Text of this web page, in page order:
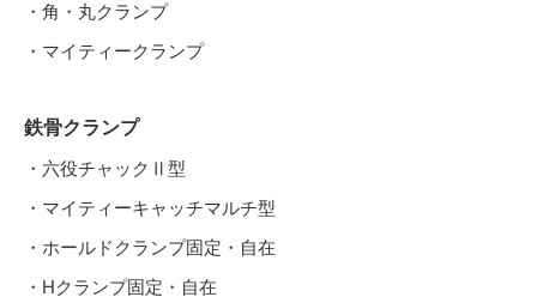
・角・丸クランプ
・マイティークランプ
鉄骨クランプ
・六役チャックⅡ型
・マイティーキャッチマルチ型
・ホールドクランプ固定・自在
・Hクランプ固定・自在